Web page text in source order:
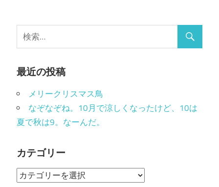
最近の投稿
メリークリスマス鳥
なぞなぞね。10月で涼しくなったけど、10は
夏で秋は9。なーんだ。
カテゴリー
カ